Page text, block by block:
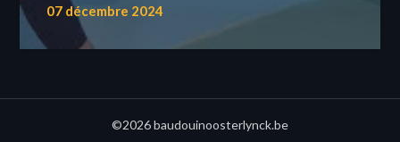
07 décembre 2024
©2026 baudouinoosterlynck.be